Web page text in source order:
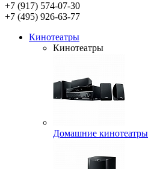
+7 (917) 574-07-30
+7 (495) 926-63-77
Кинотеатры
Кинотеатры
Домашние кинотеатры